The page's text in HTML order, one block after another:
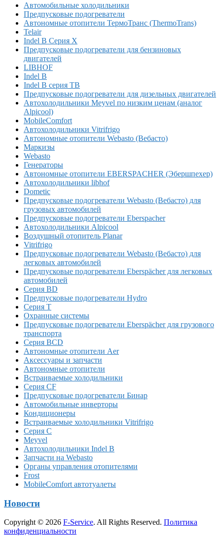
Автомобильные холодильники
Предпусковые подогреватели
Автономные отопители ТермоТранс (ThermoTrans)
Telair
Indel B Серия X
Предпусковые подогреватели для бензиновых
двигателей
LIBHOF
Indel B
Indel B серия TB
Предпусковые подогреватели для дизельных двигателей
Автохолодильники Meyvel по низким ценам (аналог
Alpicool)
MobileComfort
Автохолодильники Vitrifrigo
Автономные отопители Webasto (Вебасто)
Маркизы
Webasto
Генераторы
Автономные отопители EBERSPACHER (Эбершпехер)
Автохолодильники libhof
Dometic
Предпусковые подогреватели Webasto (Вебасто) для
грузовых автомобилей
Предпусковые подогреватели Eberspacher
Автохолодильники Alpicool
Воздушный отопитель Planar
Vitrifrigo
Предпусковые подогреватели Webasto (Вебасто) для
легковых автомобилей
Предпусковые подогреватели Eberspächer для легковых
автомобилей
Серия BD
Предпусковые подогреватели Hydro
Серия T
Охранные системы
Предпусковые подогреватели Eberspächer для грузового
транспорта
Серия BCD
Автономные отопители Аer
Аксессуары и запчасти
Автономные отопители
Встраиваемые холодильники
Серия CF
Предпусковые подогреватели Бинар
Автомобильные инверторы
Кондиционеры
Встраиваемые холодильники Vitrifrigo
Серия C
Meyvel
Автохолодильники Indel B
Запчасти на Webasto
Органы управления отопителями
Frost
MobileComfort автотуалеты
Новости
Copyright © 2026 F-Service. All Rights Reserved. Политика
конфиденциальности